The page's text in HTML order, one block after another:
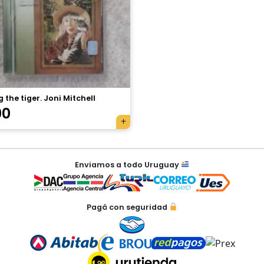
the tiger. Joni Mitchell
Enviamos a todo Uruguay
Pagá con seguridad